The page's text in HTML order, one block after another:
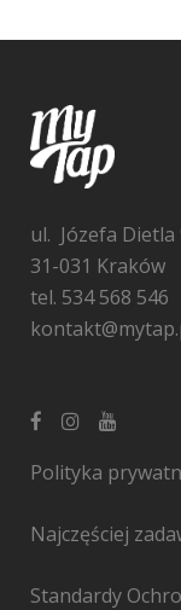
ul. Józefa Dietla
31-031 Kraków
tel. 534 568 546
Polityka
Najczęściej
Standardy